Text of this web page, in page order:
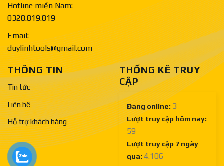
Hotline miền Nam:
0328.819.819
Email:
duylinhtools@gmail.com
THÔNG TIN
Tin tức
Liên hệ
Hỗ trợ khách hàng
THỐNG KÊ TRUY
CẬP
Đang online: 3
Lượt truy cập hôm nay:
59
Lượt truy cập 7 ngày
qua: 4.106